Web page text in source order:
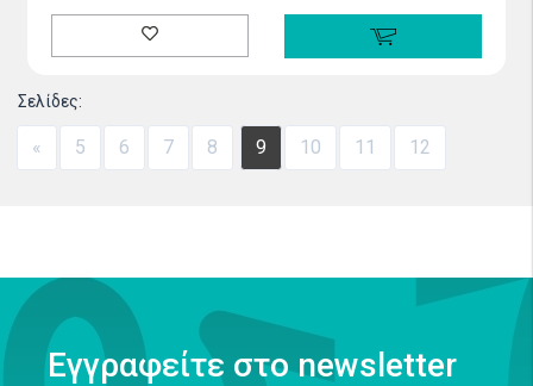
Σελίδες:
« 5 6 7 8 9 10 11 12
Εγγραφείτε στο newsletter